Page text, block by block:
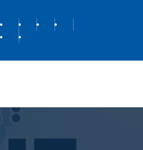
REVUE DE PRESSE